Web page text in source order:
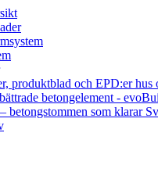
produktblad och EPD:er hus
betongelement -
betongstommen som klarar